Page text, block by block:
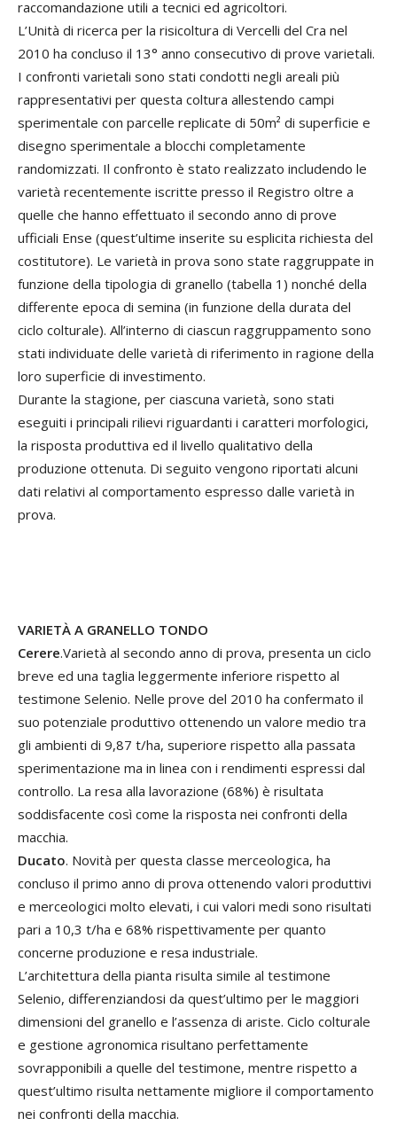
raccomandazione utili a tecnici ed agricoltori.
L’Unità di ricerca per la risicoltura di Vercelli del Cra nel
2010 ha concluso il 13° anno consecutivo di prove varietali.
I confronti varietali sono stati condotti negli areali più
rappresentativi per questa coltura allestendo campi
sperimentale con parcelle replicate di 50m² di superficie e
disegno sperimentale a blocchi completamente
randomizzati. Il confronto è stato realizzato includendo le
varietà recentemente iscritte presso il Registro oltre a
quelle che hanno effettuato il secondo anno di prove
ufficiali Ense (quest’ultime inserite su esplicita richiesta del
costitutore). Le varietà in prova sono state raggruppate in
funzione della tipologia di granello (tabella 1) nonché della
differente epoca di semina (in funzione della durata del
ciclo colturale). All’interno di ciascun raggruppamento sono
stati individuate delle varietà di riferimento in ragione della
loro superficie di investimento.
Durante la stagione, per ciascuna varietà, sono stati
eseguiti i principali rilievi riguardanti i caratteri morfologici,
la risposta produttiva ed il livello qualitativo della
produzione ottenuta. Di seguito vengono riportati alcuni
dati relativi al comportamento espresso dalle varietà in
prova.
VARIETÀ A GRANELLO TONDO
Cerere.Varietà al secondo anno di prova, presenta un ciclo
breve ed una taglia leggermente inferiore rispetto al
testimone Selenio. Nelle prove del 2010 ha confermato il
suo potenziale produttivo ottenendo un valore medio tra
gli ambienti di 9,87 t/ha, superiore rispetto alla passata
sperimentazione ma in linea con i rendimenti espressi dal
controllo. La resa alla lavorazione (68%) è risultata
soddisfacente così come la risposta nei confronti della
macchia.
Ducato. Novità per questa classe merceologica, ha
concluso il primo anno di prova ottenendo valori produttivi
e merceologici molto elevati, i cui valori medi sono risultati
pari a 10,3 t/ha e 68% rispettivamente per quanto
concerne produzione e resa industriale.
L’architettura della pianta risulta simile al testimone
Selenio, differenziandosi da quest’ultimo per le maggiori
dimensioni del granello e l’assenza di ariste. Ciclo colturale
e gestione agronomica risultano perfettamente
sovrapponibili a quelle del testimone, mentre rispetto a
quest’ultimo risulta nettamente migliore il comportamento
nei confronti della macchia.